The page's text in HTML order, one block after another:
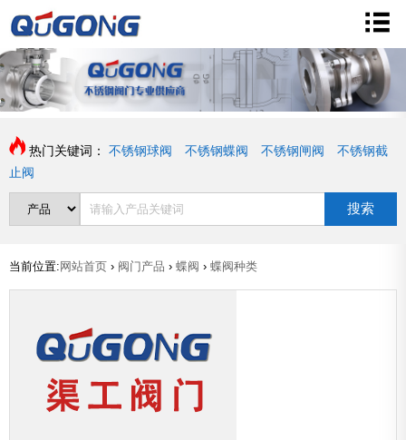
热门关键词： 不锈钢球阀 不锈钢蝶阀 不锈钢闸阀
不锈钢截
止阀
搜索
当前位置: 网站首页 › 阀门产品 › 蝶阀 › 蝶阀种类